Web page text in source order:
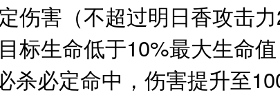
伤害（不超过明日香攻击
标生命低于10%最大生命值
杀必定命中，伤害提升至